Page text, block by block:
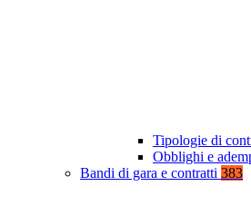
Tipologie di
Obblighi e
Bandi di gara e contratti 383